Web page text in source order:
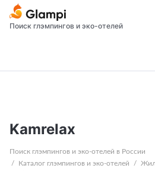
Поиск глэмпингов и эко-отелей
Kamrelax
Поиск глэмпингов и эко-отелей в России
Каталог глэмпингов и эко-отелей